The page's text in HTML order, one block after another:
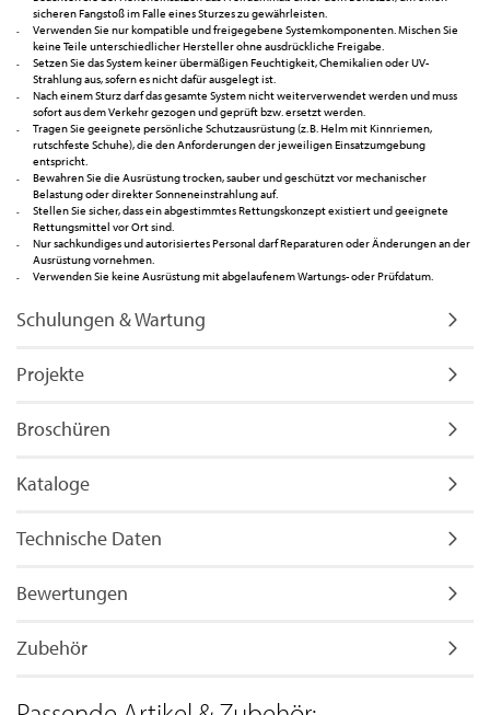
sicheren Fangstoß im Falle eines Sturzes zu gewährleisten.
Verwenden Sie nur kompatible und freigegebene Systemkomponenten. Mischen Sie
keine Teile unterschiedlicher Hersteller ohne ausdrückliche Freigabe.
Setzen Sie das System keiner übermäßigen Feuchtigkeit, Chemikalien oder UV-
Strahlung aus, sofern es nicht dafür ausgelegt ist.
Nach einem Sturz darf das gesamte System nicht weiterverwendet werden und muss
sofort aus dem Verkehr gezogen und geprüft bzw. ersetzt werden.
Tragen Sie geeignete persönliche Schutzausrüstung (z. B. Helm mit Kinnriemen,
rutschfeste Schuhe), die den Anforderungen der jeweiligen Einsatzumgebung
entspricht.
Bewahren Sie die Ausrüstung trocken, sauber und geschützt vor mechanischer
Belastung oder direkter Sonneneinstrahlung auf.
Stellen Sie sicher, dass ein abgestimmtes Rettungskonzept existiert und geeignete
Rettungsmittel vor Ort sind.
Nur sachkundiges und autorisiertes Personal darf Reparaturen oder Änderungen an der
Ausrüstung vornehmen.
Verwenden Sie keine Ausrüstung mit abgelaufenem Wartungs- oder Prüfdatum.
Schulungen & Wartung
Projekte
Broschüren
Kataloge
Technische Daten
Bewertungen
Zubehör